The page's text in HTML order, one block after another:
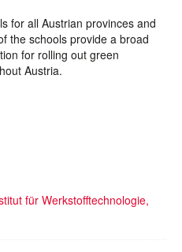
for all Austrian provinces and
the schools provide a broad
for rolling out green
Austria.
für Werkstofftechnologie,